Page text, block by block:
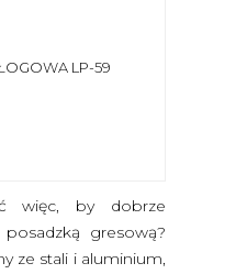
LP-59
więc, by dobrze
gresową?
ze stali i aluminium,